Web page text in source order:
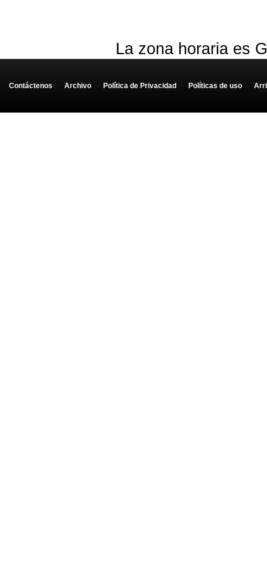
La zona horaria es
Contáctenos - Archivo - Política de Privacidad - Políticas de uso -